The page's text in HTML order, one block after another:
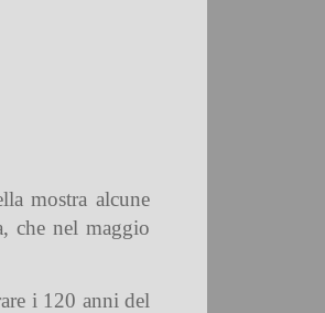
mostra alcune
che nel maggio
i 120 anni del